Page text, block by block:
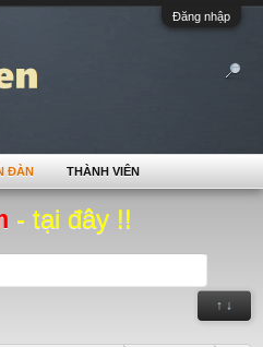
Đăng nhập
- tại đây !!
↑ ↓
ĐÀN THÀNH VIÊN